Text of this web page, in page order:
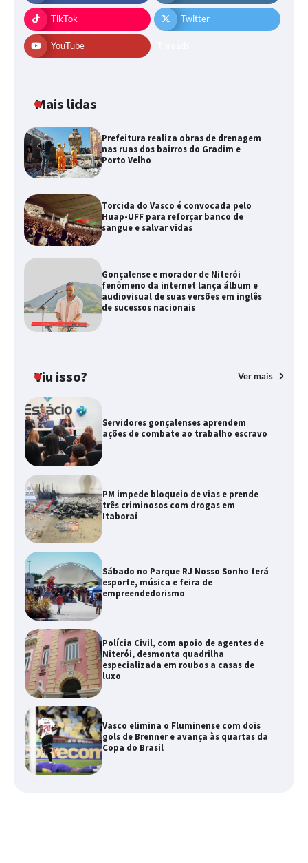
TikTok Twitter
YouTube
Mais lidas
Prefeitura realiza obras de drenagem
nas ruas dos bairros do Gradim e
Porto Velho
Torcida do Vasco é convocada pelo
Huap-UFF para reforçar banco de
sangue e salvar vidas
Gonçalense e morador de Niterói
fenômeno da internet lança álbum e
audiovisual de suas versões em inglês
de sucessos nacionais
Viu isso? Ver mais
Servidores gonçalenses aprendem
ações de combate ao trabalho escravo
PM impede bloqueio de vias e prende
três criminosos com drogas em
Itaboraí
Sábado no Parque RJ Nosso Sonho terá
esporte, música e feira de
empreendedorismo
Polícia Civil, com apoio de agentes de
Niterói, desmonta quadrilha
especializada em roubos a casas de
luxo
Vasco elimina o Fluminense com dois
gols de Brenner e avança às quartas da
Copa do Brasil